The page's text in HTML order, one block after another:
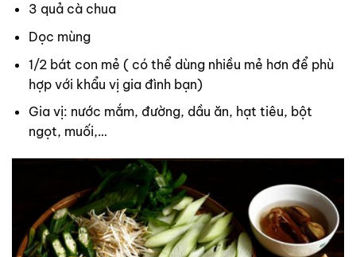
3 quả cà chua
Dọc mùng
1/2 bát con mẻ ( có thể dùng nhiều mẻ hơn để phù
hợp với khẩu vị gia đình bạn)
Gia vị: nước mắm, đường, dầu ăn, hạt tiêu, bột
ngọt, muối,…